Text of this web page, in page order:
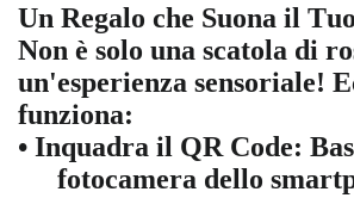
Un Regalo che Suona il
Non è solo una scatola di
un'esperienza sensoriale!
funziona:
• Inquadra il QR Code:
fotocamera dello